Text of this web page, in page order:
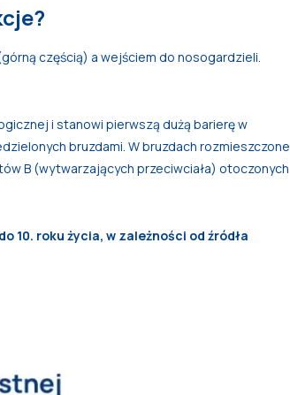
częścią) a wejściem do nosogardzieli.
i stanowi pierwszą dużą barierę w
bruzdami. W bruzdach rozmieszczone
B (wytwarzających przeciwciała) otoczonych
10. roku życia, w zależności od źródła